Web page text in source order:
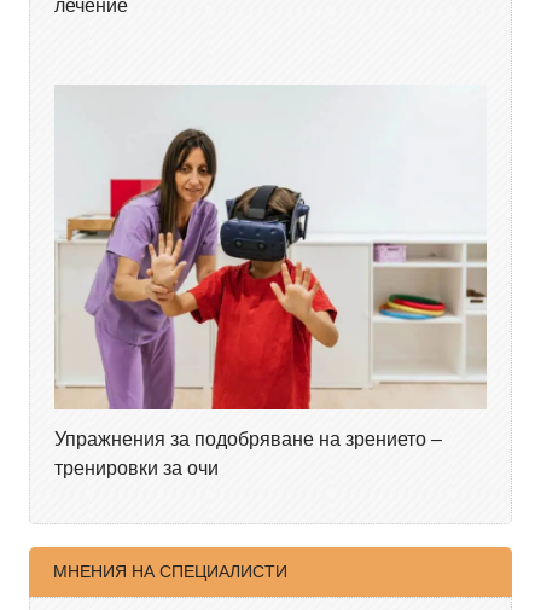
лечение
Упражнения за подобряване на зрението –
тренировки за очи
МНЕНИЯ НА СПЕЦИАЛИСТИ